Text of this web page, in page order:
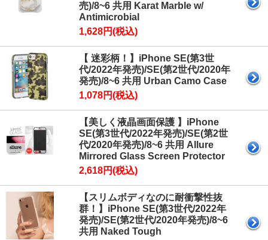
売)/8~6 共用 Karat Marble w/
Antimicrobial
1,628円(税込)
【 迷彩柄！】iPhone SE(第3世
代/2022年発売)/SE(第2世代/2020年
発売)/8~6 共用 Urban Camo Case
1,078円(税込)
【美しく液晶画面保護 】iPhone
SE(第3世代/2022年発売)/SE(第2世
代/2020年発売)/8~6 共用 Allure
Mirrored Glass Screen Protector
2,618円(税込)
【スリムボディなのに耐衝撃性抜
群！】iPhone SE(第3世代/2022年
発売)/SE(第2世代/2020年発売)/8~6
共用 Naked Tough